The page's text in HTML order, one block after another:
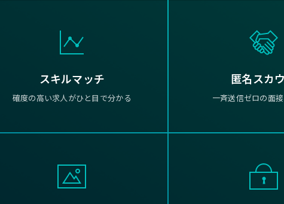
スキルマッチ
確度の高い求人がひと目で分かる
匿名スカ
一斉送信ゼロの面